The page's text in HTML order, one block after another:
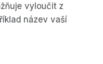
vyloučit z
název vaší